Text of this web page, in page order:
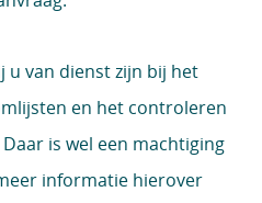
u van dienst zijn bij het
en het controleren
is wel een machtiging
informatie hierover